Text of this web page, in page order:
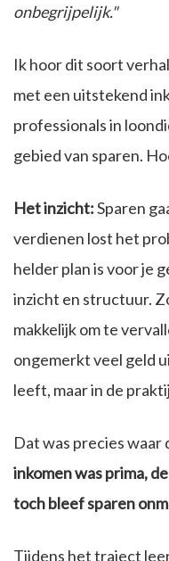
onbegrijpelijk."
Ik hoor dit soort
met een uitstekend
professionals in
gebied van sparen.
Het inzicht:Sparen
verdienen lost het
helder plan is voor je
inzicht en structuur.
makkelijk om te
ongemerkt veel geld
leeft, maar in de
Dat was precies waar
inkomen was prima,
toch bleef sparen
Tijdens het traject